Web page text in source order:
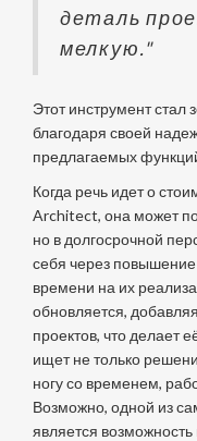
деталь
мелкую."
Этот инструмент стал
благодаря своей
предлагаемых
Когда речь идет о
Architect, она может
но в долгосрочной
себя через
времени на их
обновляется,
проектов, что делает
ищет не только
ногу со временем,
Возможно, одной из
является возможность